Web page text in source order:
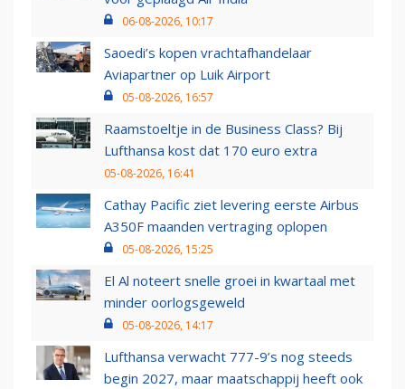
06-08-2026, 10:17
Saoedi’s kopen vrachtafhandelaar
Aviapartner op Luik Airport
05-08-2026, 16:57
Raamstoeltje in de Business Class? Bij
Lufthansa kost dat 170 euro extra
05-08-2026, 16:41
Cathay Pacific ziet levering eerste Airbus
A350F maanden vertraging oplopen
05-08-2026, 15:25
El Al noteert snelle groei in kwartaal met
minder oorlogsgeweld
05-08-2026, 14:17
Lufthansa verwacht 777-9’s nog steeds
begin 2027, maar maatschappij heeft ook